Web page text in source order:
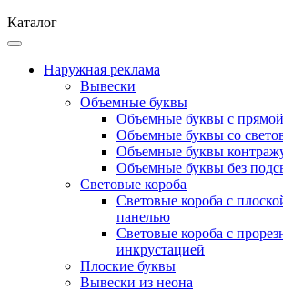
Каталог
Наружная реклама
Вывески
Объемные буквы
Объемные буквы с прямой
Объемные буквы со
Объемные буквы
Объемные буквы без
Световые короба
Световые короба с
панелью
Световые короба с
инкрустацией
Плоские буквы
Вывески из неона